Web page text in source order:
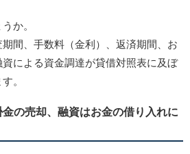
か。
間、手数料（金利）、返済期間、お
による資金調達が貸借対照表に及ぼ
。
の売却、融資はお金の借り入れに